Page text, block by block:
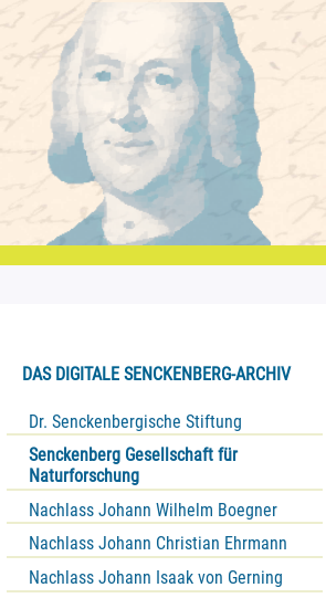
DAS DIGITALE SENCKENBERG-ARCHIV
Dr. Senckenbergische Stiftung
Senckenberg Gesellschaft für
Naturforschung
Nachlass Johann Wilhelm Boegner
Nachlass Johann Christian Ehrmann
Nachlass Johann Isaak von Gerning